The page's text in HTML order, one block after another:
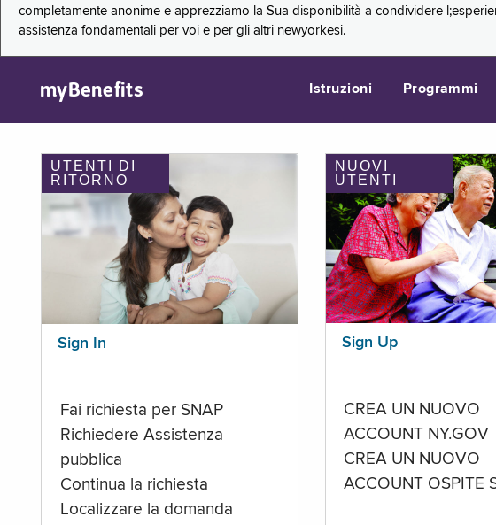
completamente anonime e apprezziamo la Sua disponibilità a condividere
assistenza fondamentali per voi e per gli altri newyorkesi.
myBenefits Istruzioni Programmi
UTENTI DI
RITORNO
Sign In
Fai richiesta per SNAP
Richiedere Assistenza
pubblica
Continua la richiesta
Localizzare la domanda
NUOVI
UTENTI
Sign Up
CREA UN NUOVO
ACCOUNT NY.GOV
CREA UN NUOVO
ACCOUNT OSPITE